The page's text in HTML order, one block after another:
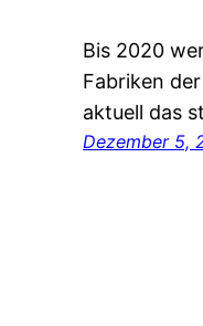
Bis 2020
Fabriken
aktuell das
Dezember 5,